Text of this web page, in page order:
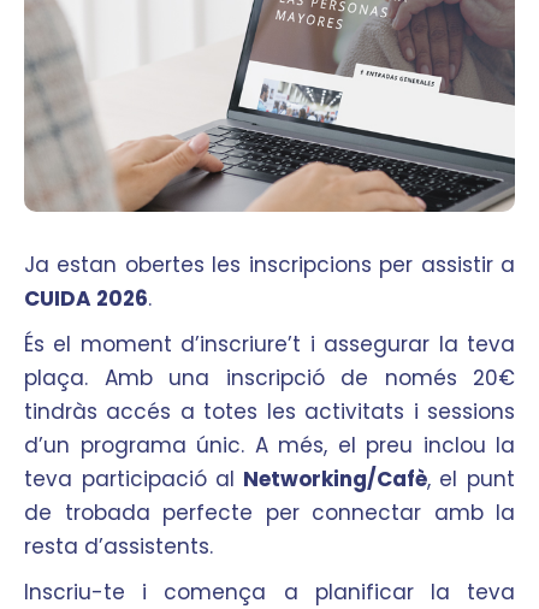
Ja estan obertes les inscripcions per assistir a
CUIDA 2026.
És el moment d’inscriure’t i assegurar la teva
plaça. Amb una inscripció de només 20€
tindràs accés a totes les activitats i sessions
d’un programa únic. A més, el preu inclou la
teva participació al Networking/Cafè, el punt
de trobada perfecte per connectar amb la
resta d’assistents.
Inscriu-te i comença a planificar la teva